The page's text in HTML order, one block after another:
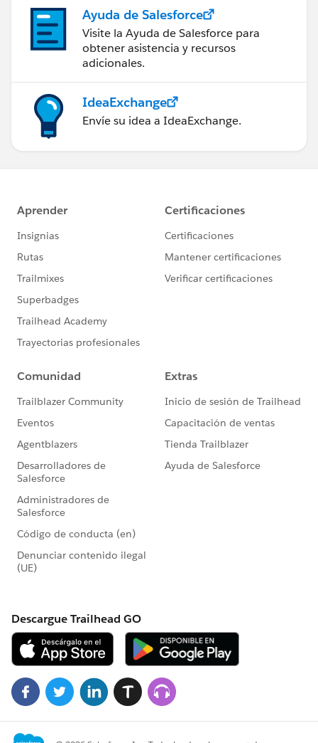
Ayuda de Salesforce
Visite la Ayuda de Salesforce para
obtener asistencia y recursos
adicionales.
IdeaExchange
Envíe su idea a IdeaExchange.